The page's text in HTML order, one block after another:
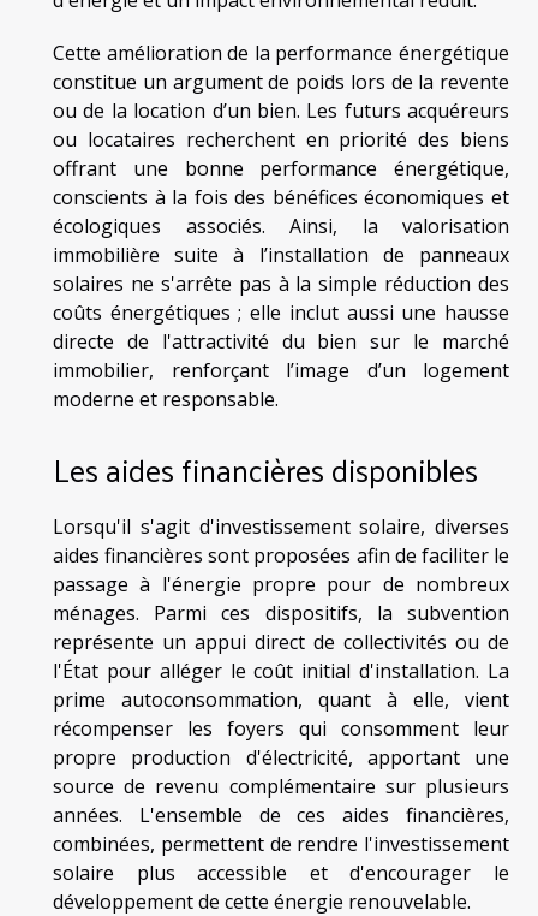
Cette amélioration de la performance énergétique
constitue un argument de poids lors de la revente
ou de la location d’un bien. Les futurs acquéreurs
ou locataires recherchent en priorité des biens
offrant une bonne performance énergétique,
conscients à la fois des bénéfices économiques et
écologiques associés. Ainsi, la valorisation
immobilière suite à l’installation de panneaux
solaires ne s'arrête pas à la simple réduction des
coûts énergétiques ; elle inclut aussi une hausse
directe de l'attractivité du bien sur le marché
immobilier, renforçant l’image d’un logement
moderne et responsable.
Les aides financières disponibles
Lorsqu'il s'agit d'investissement solaire, diverses
aides financières sont proposées afin de faciliter le
passage à l'énergie propre pour de nombreux
ménages. Parmi ces dispositifs, la subvention
représente un appui direct de collectivités ou de
l'État pour alléger le coût initial d'installation. La
prime autoconsommation, quant à elle, vient
récompenser les foyers qui consomment leur
propre production d'électricité, apportant une
source de revenu complémentaire sur plusieurs
années. L'ensemble de ces aides financières,
combinées, permettent de rendre l'investissement
solaire plus accessible et d'encourager le
développement de cette énergie renouvelable.